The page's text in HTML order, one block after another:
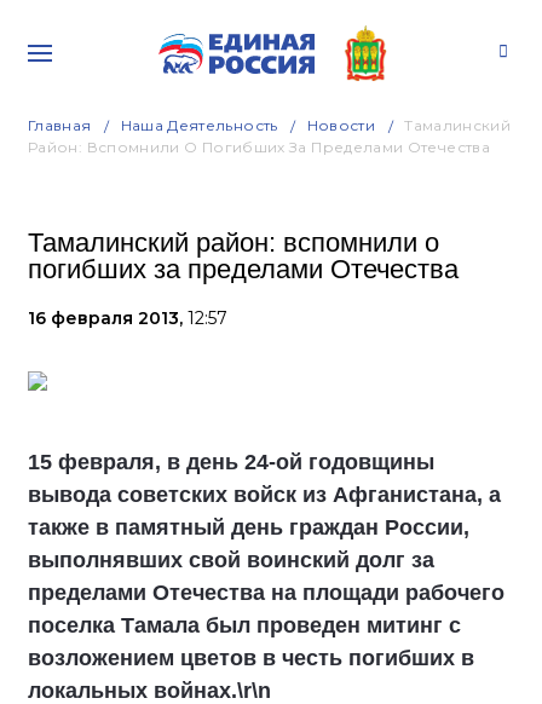
Главная Наша Деятельность Новости
Тамалинский
Район: Вспомнили О Погибших За Пределами Отечества
Тамалинский район: вспомнили о
погибших за пределами Отечества
16 февраля 2013, 12:57
15 февраля, в день 24-ой годовщины
вывода советских войск из Афганистана, а
также в памятный день граждан России,
выполнявших свой воинский долг за
пределами Отечества на площади рабочего
поселка Тамала был проведен митинг с
возложением цветов в честь погибших в
локальных войнах.\r\n